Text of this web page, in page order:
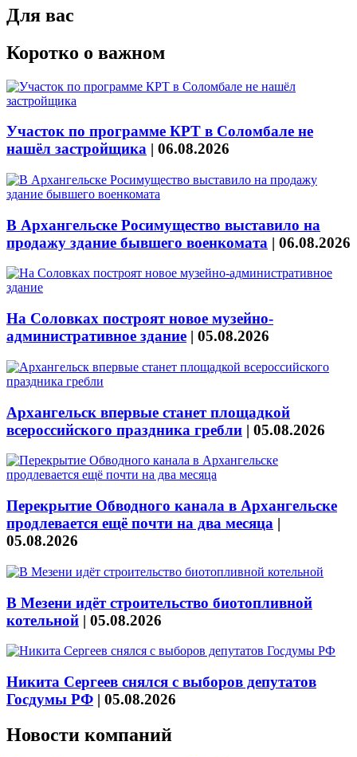
Для вас
Коротко о важном
Участок по программе КРТ в Соломбале не
нашёл застройщика | 06.08.2026
В Архангельске Росимущество выставило на
продажу здание бывшего военкомата | 06.08.2026
На Соловках построят новое музейно-
административное здание | 05.08.2026
Архангельск впервые станет площадкой
всероссийского праздника гребли | 05.08.2026
Перекрытие Обводного канала в Архангельске
продлевается ещё почти на два месяца |
05.08.2026
В Мезени идёт строительство биотопливной
котельной | 05.08.2026
Никита Сергеев снялся с выборов депутатов
Госдумы РФ | 05.08.2026
Новости компаний